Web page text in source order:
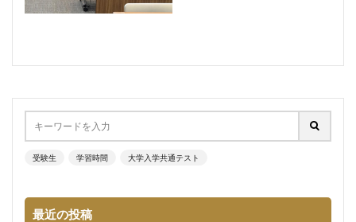
受験生 学習時間 大学入学共通テスト
最近の投稿